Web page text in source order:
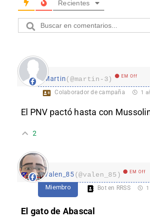
Recientes
Martin(@martin-3) EM Off
Colaborador de campaña 1
El PNV pactó hasta con
2
Valen_85(@valen_85) EM Off
Miembro Bot en RRSS
El gato de Abascal